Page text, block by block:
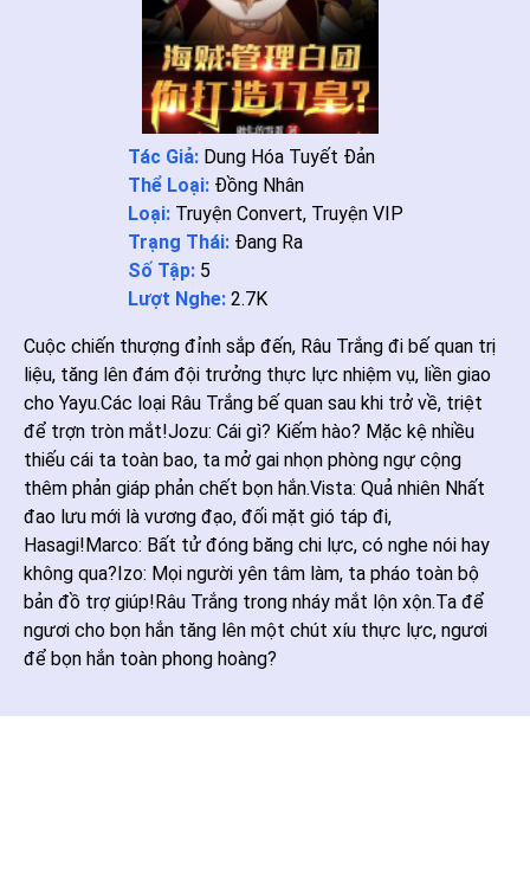
Tác Giả: Dung Hóa Tuyết Đản
Thể Loại: Đồng Nhân
Loại: Truyện Convert, Truyện VIP
Trạng Thái: Đang Ra
Số Tập: 5
Lượt Nghe: 2.7K
Cuộc chiến thượng đỉnh sắp đến, Râu Trắng đi bế quan trị
liệu, tăng lên đám đội trưởng thực lực nhiệm vụ, liền giao
cho Yayu.Các loại Râu Trắng bế quan sau khi trở về, triệt
để trợn tròn mắt!Jozu: Cái gì? Kiếm hào? Mặc kệ nhiều
thiếu cái ta toàn bao, ta mở gai nhọn phòng ngự cộng
thêm phản giáp phản chết bọn hắn.Vista: Quả nhiên Nhất
đao lưu mới là vương đạo, đối mặt gió táp đi,
Hasagi!Marco: Bất tử đóng băng chi lực, có nghe nói hay
không qua?Izo: Mọi người yên tâm làm, ta pháo toàn bộ
bản đồ trợ giúp!Râu Trắng trong nháy mắt lộn xộn.Ta để
ngươi cho bọn hắn tăng lên một chút xíu thực lực, ngươi
để bọn hắn toàn phong hoàng?